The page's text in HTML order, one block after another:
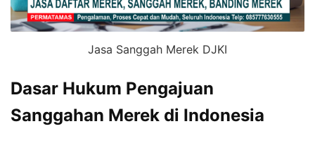
Jasa Sanggah Merek DJKI
Dasar Hukum Pengajuan
Sanggahan Merek di Indonesia